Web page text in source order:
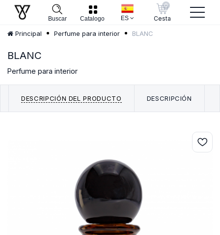
Buscar Catalogo ES
0
Cesta
Principal Perfume para interior BLANC
BLANC
Perfume para interior
DESCRIPCIÓN DEL PRODUCTO DESCRIPCIÓN